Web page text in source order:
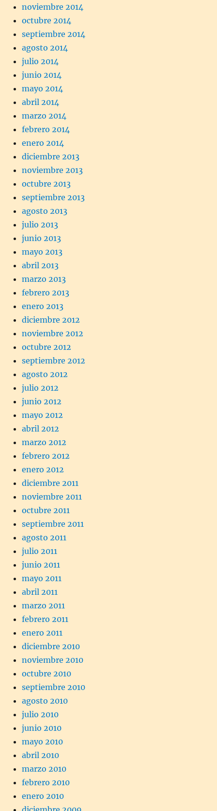
noviembre 2014
octubre 2014
septiembre 2014
agosto 2014
julio 2014
junio 2014
mayo 2014
abril 2014
marzo 2014
febrero 2014
enero 2014
diciembre 2013
noviembre 2013
octubre 2013
septiembre 2013
agosto 2013
julio 2013
junio 2013
mayo 2013
abril 2013
marzo 2013
febrero 2013
enero 2013
diciembre 2012
noviembre 2012
octubre 2012
septiembre 2012
agosto 2012
julio 2012
junio 2012
mayo 2012
abril 2012
marzo 2012
febrero 2012
enero 2012
diciembre 2011
noviembre 2011
octubre 2011
septiembre 2011
agosto 2011
julio 2011
junio 2011
mayo 2011
abril 2011
marzo 2011
febrero 2011
enero 2011
diciembre 2010
noviembre 2010
octubre 2010
septiembre 2010
agosto 2010
julio 2010
junio 2010
mayo 2010
abril 2010
marzo 2010
febrero 2010
enero 2010